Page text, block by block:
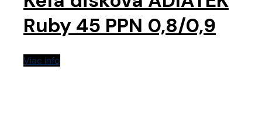
Ruby 45 PPN 0,8/0,9
Viac info